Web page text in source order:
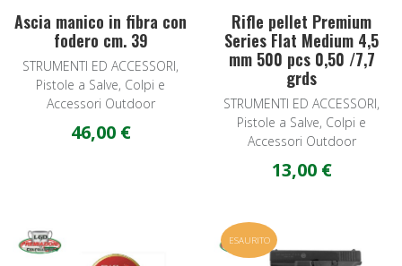
Ascia manico in fibra con
fodero cm. 39
STRUMENTI ED ACCESSORI,
Pistole a Salve, Colpi e
Accessori Outdoor
46,00 €
Rifle pellet Premium
Series Flat Medium 4,5
mm 500 pcs 0,50 /7,7
grds
STRUMENTI ED ACCESSORI,
Pistole a Salve, Colpi e
Accessori Outdoor
13,00 €
Add to Wishlist
ESAURITO